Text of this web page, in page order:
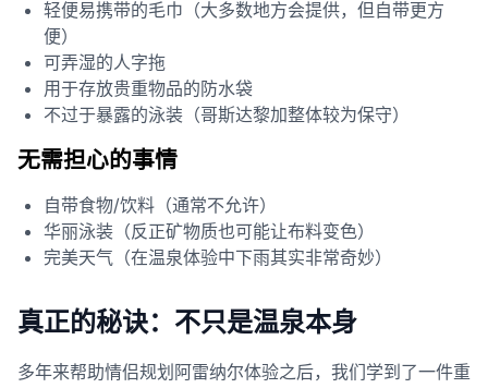
轻便易携带的毛巾（大多数地方会提供，但自带更方
便）
可弄湿的人字拖
用于存放贵重物品的防水袋
不过于暴露的泳装（哥斯达黎加整体较为保守）
无需担心的事情
自带食物/饮料（通常不允许）
华丽泳装（反正矿物质也可能让布料变色）
完美天气（在温泉体验中下雨其实非常奇妙）
真正的秘诀：不只是温泉本身
多年来帮助情侣规划阿雷纳尔体验之后，我们学到了一件重